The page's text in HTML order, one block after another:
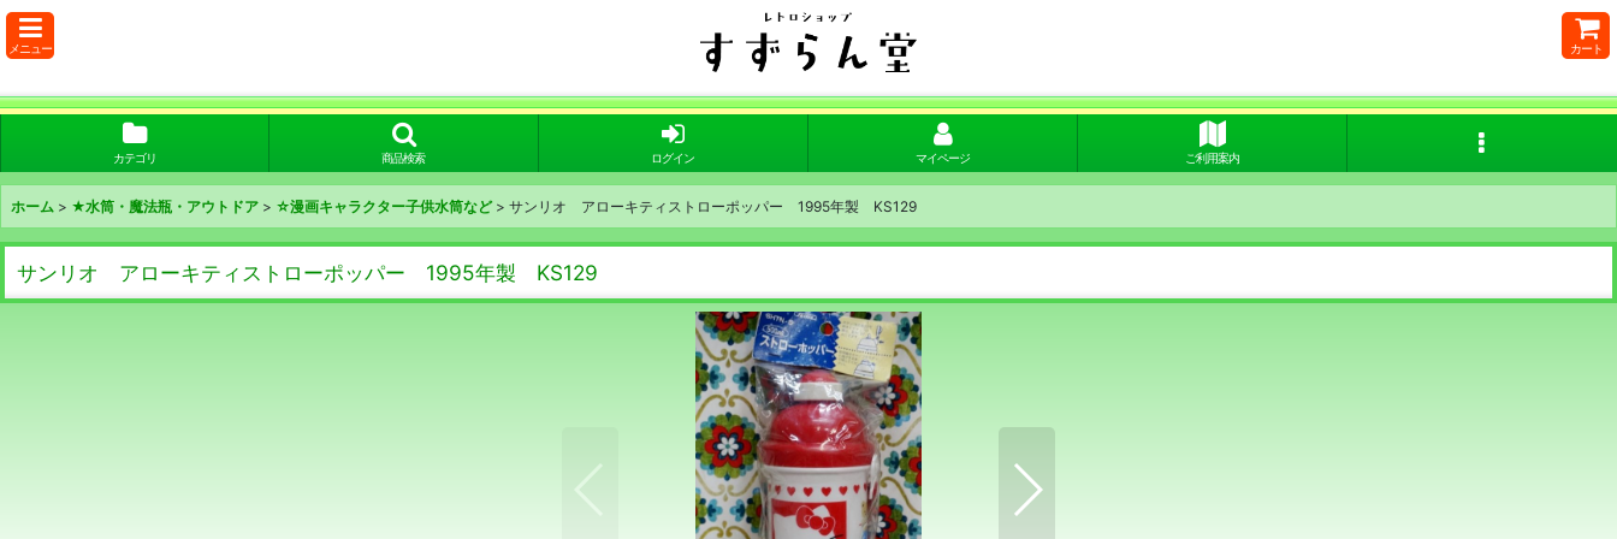
メニュー カート
カテゴリ 商品検索 ログイン マイページ ご利用案内
ホーム > ★水筒・魔法瓶・アウトドア > ☆漫画キャラクター子供水筒など > サンリオ アローキティストローポッパー 1995年製 KS129
サンリオ アローキティストローポッパー 1995年製 KS129